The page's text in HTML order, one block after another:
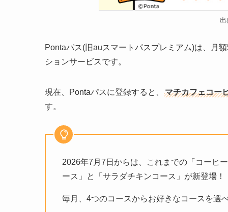
出
Pontaパス(旧auスマートパスプレミアム)は、月
ションサービスです。
現在、Pontaパスに登録すると、
マチカフェコー
す。
2026年7月7日からは、これまでの「コーヒ
ース」と「サラダチキンコース」が新登場！
毎月、4つのコースからお好きなコースを選